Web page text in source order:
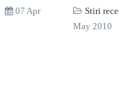
07 Apr
Stiri
May 2010